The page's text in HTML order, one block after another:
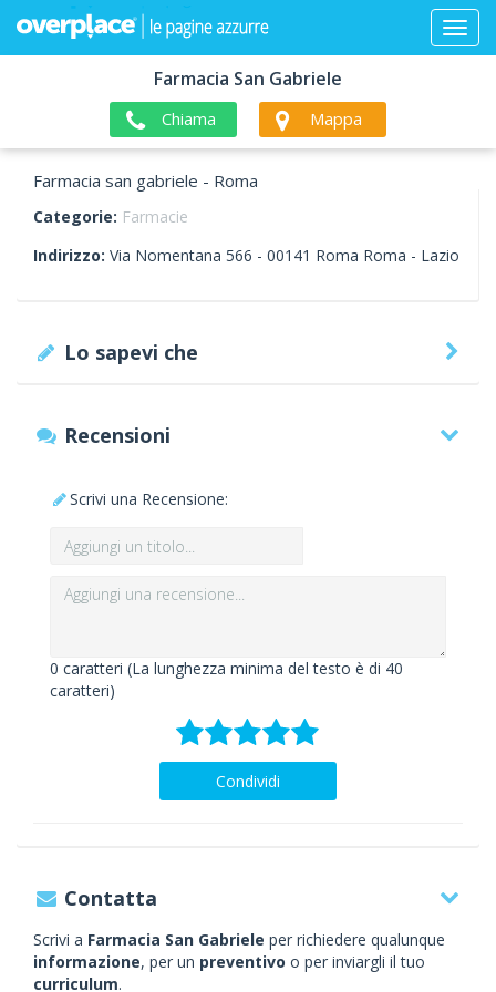
Farmacia San Gabriele
Chiama Mappa
Farmacia san gabriele - Roma
Categorie: Farmacie
Indirizzo: Via Nomentana 566 - 00141 Roma Roma - Lazio
Lo sapevi che
Recensioni
Scrivi una Recensione:
0 caratteri (La lunghezza minima del testo è di 40
caratteri)
Condividi
Contatta
Scrivi a Farmacia San Gabriele per richiedere qualunque
informazione, per un preventivo o per inviargli il tuo
curriculum.